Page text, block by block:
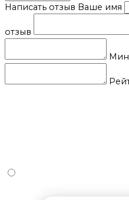
Написать отзыв Ваше имя
отзыв